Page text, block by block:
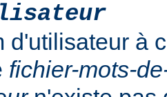
d'utilisateur à
fichier-mots-